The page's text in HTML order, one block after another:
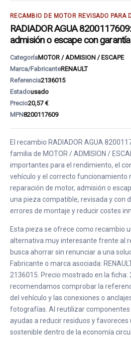
RECAMBIO DE MOTOR REVISADO PARA
RADIADOR AGUA
admisión o escape con garantía
CategoríaMOTOR / ADMISION / ESCAPE
Marca/FabricanteRENAULT
Referencia2136015
Estadousado
Precio20,57 €
MPN8200117609
El recambio RADIADOR AGUA
familia de MOTOR / ADMISION /
importantes para el rendimiento, el
vehículo y el correcto funcionamiento
reparación de motor, admisión o
una pieza compatible, revisada y con
errores de montaje y reducir costes
Esta pieza se ofrece como recambio
alternativa muy interesante frente al
busca ahorrar sin renunciar a una
Fabricante o marca asociada:
2136015. Precio mostrado en la ficha:
recomendamos comprobar la
del vehículo y las conexiones o
fotografías. Al reutilizar
ayudas a reducir residuos y favoreces
sostenible dentro de la economía